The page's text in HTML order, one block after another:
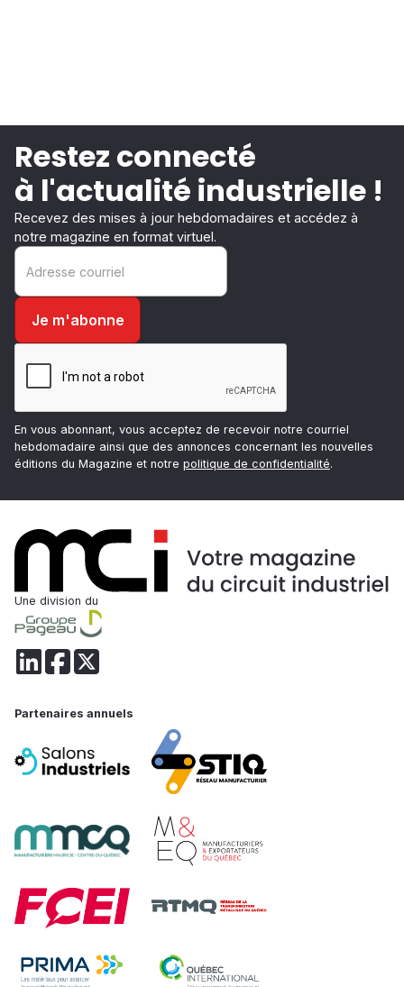
Restez connecté
à l'actualité industrielle !
Recevez des mises à jour hebdomadaires et accédez à
notre magazine en format virtuel.
En vous abonnant, vous acceptez de recevoir notre courriel
hebdomadaire ainsi que des annonces concernant les nouvelles
éditions du Magazine et notre politique de confidentialité.
Une division du
Partenaires annuels